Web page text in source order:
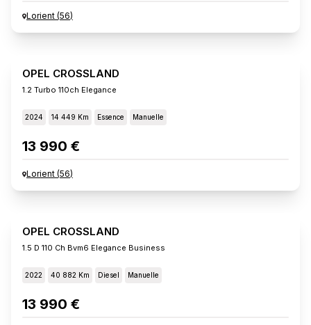
Lorient (56)
OPEL CROSSLAND
1.2 Turbo 110ch Elegance
2024 14 449 Km Essence Manuelle
13 990 €
Lorient (56)
OPEL CROSSLAND
1.5 D 110 Ch Bvm6 Elegance Business
2022 40 882 Km Diesel Manuelle
13 990 €